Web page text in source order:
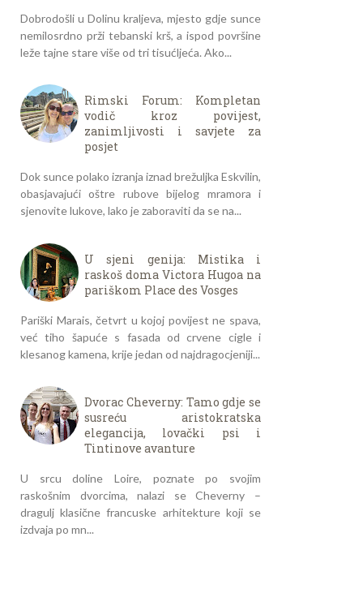
Dobrodošli u Dolinu kraljeva, mjesto gdje sunce
nemilosrdno prži tebanski krš, a ispod površine
leže tajne stare više od tri tisućljeća. Ako...
Rimski Forum: Kompletan
vodič kroz povijest,
zanimljivosti i savjete za
posjet
Dok sunce polako izranja iznad brežuljka Eskvilin,
obasjavajući oštre rubove bijelog mramora i
sjenovite lukove, lako je zaboraviti da se na...
U sjeni genija: Mistika i
raskoš doma Victora Hugoa na
pariškom Place des Vosges
Pariški Marais, četvrt u kojoj povijest ne spava,
već tiho šapuće s fasada od crvene cigle i
klesanog kamena, krije jedan od najdragocjeniji...
Dvorac Cheverny: Tamo gdje se
susreću aristokratska
elegancija, lovački psi i
Tintinove avanture
U srcu doline Loire, poznate po svojim
raskošnim dvorcima, nalazi se Cheverny –
dragulj klasične francuske arhitekture koji se
izdvaja po mn...